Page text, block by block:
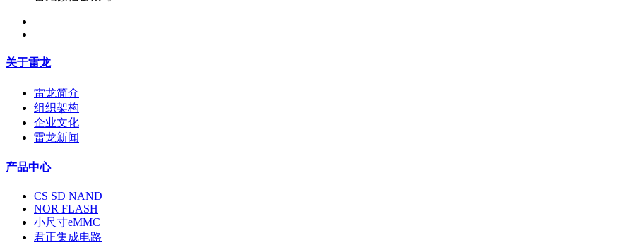
关于雷龙
雷龙简介
组织架构
企业文化
雷龙新闻
产品中心
CS SD NAND
NOR FLASH
小尺寸eMMC
君正集成电路